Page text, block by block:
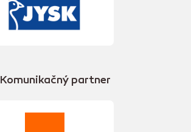
Komunikačný partner